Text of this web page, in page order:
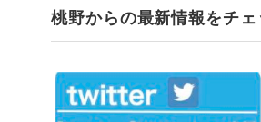
桃野からの最新情報をチェ